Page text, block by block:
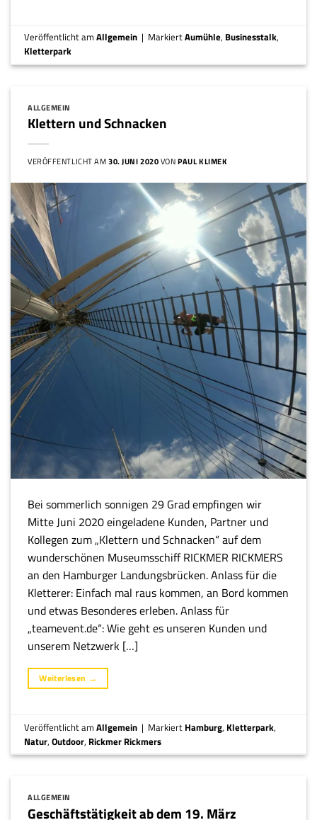
Veröffentlicht amAllgemein | MarkiertAumühle, Businesstalk,
Kletterpark
ALLGEMEIN
Klettern und Schnacken
VERÖFFENTLICHT AM30. JUNI 2020VONPAUL KLIMEK
Bei sommerlich sonnigen 29 Grad empfingen wir
Mitte Juni 2020 eingeladene Kunden, Partner und
Kollegen zum „Klettern und Schnacken“ auf dem
wunderschönen Museumsschiff RICKMER RICKMERS
an den Hamburger Landungsbrücken. Anlass für die
Kletterer: Einfach mal raus kommen, an Bord kommen
und etwas Besonderes erleben. Anlass für
„teamevent.de“: Wie geht es unseren Kunden und
unserem Netzwerk […]
Weiterlesen →
Veröffentlicht amAllgemein | Markiert Hamburg, Kletterpark,
Natur,Outdoor, Rickmer Rickmers
ALLGEMEIN
Geschäftstätigkeit ab dem 19. März